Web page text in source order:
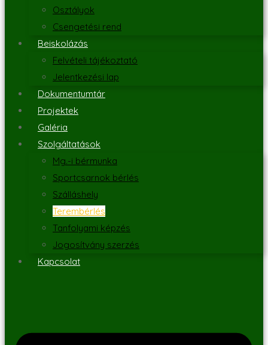
Osztályok
Csengetési rend
Beiskolázás
Felvételi tájékoztató
Jelentkezési lap
Dokumentumtár
Projektek
Galéria
Szolgáltatások
Mg.-i bérmunka
Sportcsarnok bérlés
Szálláshely
Terembérlés
Tanfolyami képzés
Jogosítvány szerzés
Kapcsolat